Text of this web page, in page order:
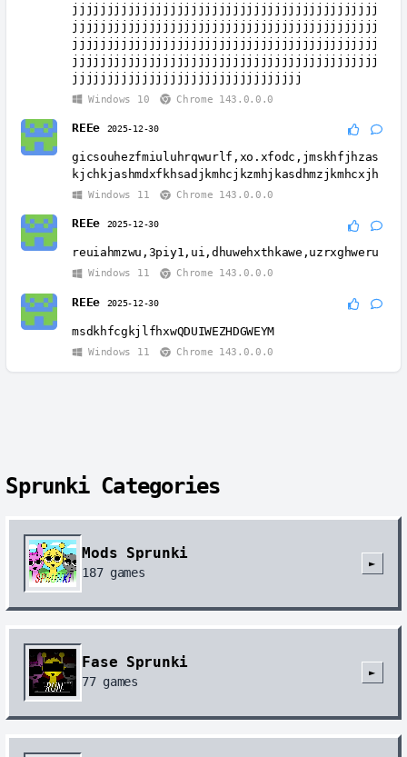
jjjjjjjjjjjjjjjjjjjjjjjjjjjjjjjjjjjjjjjjjjjj
jjjjjjjjjjjjjjjjjjjjjjjjjjjjjjjjjjjjjjjjjjjj
jjjjjjjjjjjjjjjjjjjjjjjjjjjjjjjjjjjjjjjjjjjj
jjjjjjjjjjjjjjjjjjjjjjjjjjjjjjjjjjjjjjjjjjjj
jjjjjjjjjjjjjjjjjjjjjjjjjjjjjjjjj
Windows 10 Chrome 143.0.0.0
REEe 2025-12-30
gicsouhezfmiuluhrqwurlf,xo.xfodc,jmskhfjhzas
kjchkjashmdxfkhsadjkmhcjkzmhjkasdhmzjkmhcxjh
Windows 11 Chrome 143.0.0.0
REEe 2025-12-30
reuiahmzwu,3piy1,ui,dhuwehxthkawe,uzrxghweru
Windows 11 Chrome 143.0.0.0
REEe 2025-12-30
msdkhfcgkjlfhxwQDUIWEZHDGWEYM
Windows 11 Chrome 143.0.0.0
Sprunki Categories
Mods Sprunki
187games
►
Fase Sprunki
77games
►